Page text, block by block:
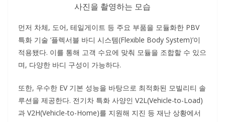
사진을 촬영하는 모습
먼저 차체, 도어, 테일게이트 등 주요 부품을 모듈화한 PBV
특화 기술 ‘플렉서블 바디 시스템(Flexible Body System)’이
적용됐다. 이를 통해 고객 수요에 맞춰 모듈을 조합할 수 있으
며, 다양한 바디 구성이 가능하다.
또한, 우수한 EV 기본 성능을 바탕으로 최적화된 모빌리티 솔
루션을 제공한다. 전기차 특화 사양인 V2L(Vehicle-to-Load)
과 V2H(Vehicle-to-Home)를 지원해 지진 등 재난 상황에서